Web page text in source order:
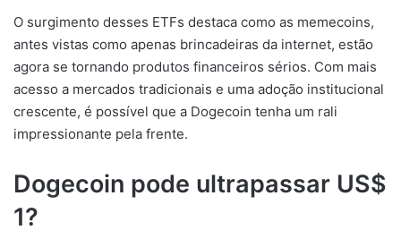
O surgimento desses ETFs destaca como as memecoins,
antes vistas como apenas brincadeiras da internet, estão
agora se tornando produtos financeiros sérios. Com mais
acesso a mercados tradicionais e uma adoção institucional
crescente, é possível que a Dogecoin tenha um rali
impressionante pela frente.
Dogecoin pode ultrapassar US$
1?